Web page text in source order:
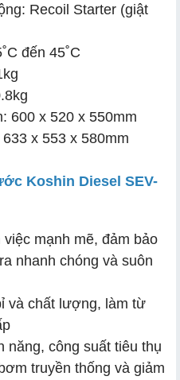
Recoil Starter (giật
đến 45˚C
600 x 520 x 550mm
x 553 x 580mm
Koshin Diesel SEV-
mạnh mẽ, đảm bảo
nhanh chóng và suôn
và chất lượng, làm từ
năng, công suất tiêu thụ
truyền thống và giảm